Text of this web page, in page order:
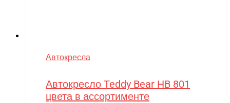
Автокресла
Автокресло Teddy Bear HB 801
цвета в ассортименте